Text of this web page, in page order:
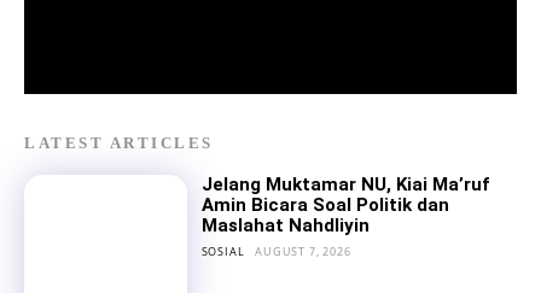
LATEST ARTICLES
Jelang Muktamar NU, Kiai Ma’ruf
Amin Bicara Soal Politik dan
Maslahat Nahdliyin
SOSIAL AUGUST 7, 2026